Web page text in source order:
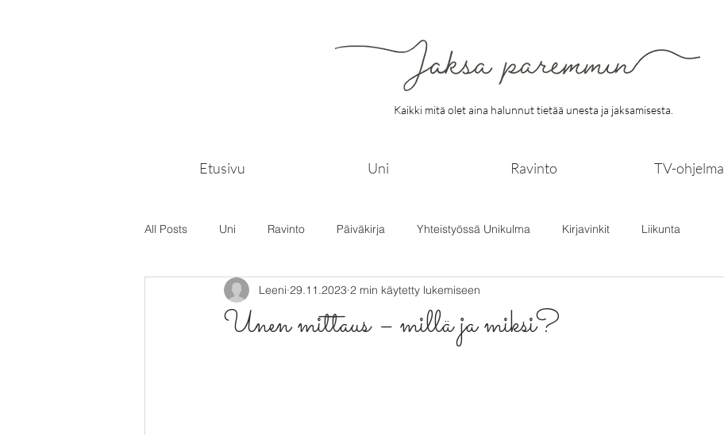
Kaikki mitä olet aina halunnut tietää unesta ja jaksamisesta.
Etusivu Uni Ravinto TV-ohjelma
All Posts Uni Ravinto Päiväkirja Yhteistyössä Unikulma Kirjavinkit Liikunta
Unen mittaus – millä ja miksi?
Leeni 29.11.2023 2 min käytetty lukemiseen